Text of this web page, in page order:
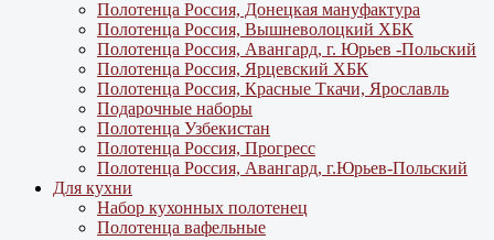
Полотенца Россия, Донецкая мануфактура
Полотенца Россия, Вышневолоцкий ХБК
Полотенца Россия, Авангард, г. Юрьев -Польский
Полотенца Россия, Ярцевский ХБК
Полотенца Россия, Красные Ткачи, Ярославль
Подарочные наборы
Полотенца Узбекистан
Полотенца Россия, Прогресс
Полотенца Россия, Авангард, г.Юрьев-Польский
Для кухни
Набор кухонных полотенец
Полотенца вафельные